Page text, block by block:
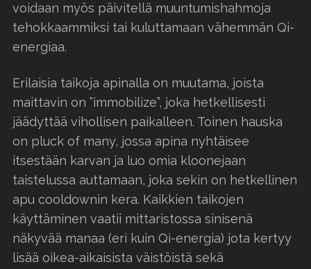
voidaan myös päivitellä muuntumishahmoja
tehokkaammiksi tai kuluttamaan vähemmän Qi-
energiaa.
Erilaisia taikoja apinalla on muutama, joista
maittavin on ”immobilize”, joka hetkellisesti
jäädyttää vihollisen paikalleen. Toinen hauska
on pluck of many, jossa apina nyhtäisee
itsestään karvan ja luo omia kloonejaan
taistelussa auttamaan, joka sekin on hetkellinen
apu cooldownin kera. Kaikkien taikojen
käyttäminen vaatii mittaristossa sinisenä
näkyvää manaa (eri kuin Qi-energia) jota kertyy
lisää oikea-aikaisista väistöistä sekä